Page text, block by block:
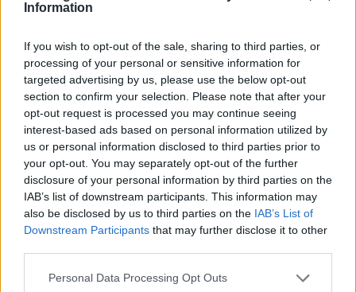
Information
If you wish to opt-out of the sale, sharing to third parties, or
processing of your personal or sensitive information for
targeted advertising by us, please use the below opt-out
section to confirm your selection. Please note that after your
opt-out request is processed you may continue seeing
interest-based ads based on personal information utilized by
us or personal information disclosed to third parties prior to
your opt-out. You may separately opt-out of the further
disclosure of your personal information by third parties on the
IAB’s list of downstream participants. This information may
also be disclosed by us to third parties on the IAB’s List of
Downstream Participants that may further disclose it to other
Personal Data Processing Opt Outs
Annonse
Jobber for bevaring